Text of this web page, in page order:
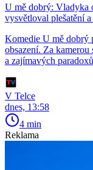
U mě dobrý: Vladyka
vysvětloval plešatění
Komedie U mě dobrý
obsazení. Za
a zajímavých
V Telce
dnes, 13:58
4 min
Reklama